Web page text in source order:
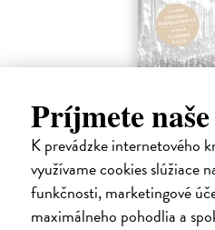
Príjmete
K prevádzke internetového
využívame cookies slúžiace
funkčnosti, marketingové
maximálneho pohodlia a
Memoár o chudobě
Tocqueville Alexis de| Kniha
První český překlad méně známého
osobností evropské politické